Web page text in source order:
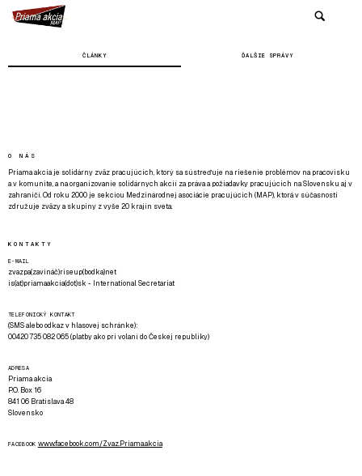
ČLÁNKY ĎALŠIE SPRÁVY
O NÁS
Priama akcia je solidárny zväz pracujúcich, ktorý sa sústreďuje na riešenie problémov na pracovisku
a v komunite, a na organizovanie solidárnych akcií za práva a požiadavky pracujúcich na Slovensku aj v
zahraničí. Od roku 2000 je sekciou Medzinárodnej asociácie pracujúcich (MAP), ktorá v súčasnosti
združuje zväzy a skupiny z vyše 20 krajín sveta.
KONTAKTY
E-MAIL
zvazpa(zavináč)riseup(bodka)net
is(at)priamaakcia(dot)sk - International Secretariat
TELEFONICKÝ KONTAKT
(SMS alebo odkaz v hlasovej schránke):
00420 735 082 065 (platby ako pri volaní do Českej republiky)
ADRESA
Priama akcia
P.O. Box 16
841 06 Bratislava 48
Slovensko
FACEBOOK www.facebook.com/Zvaz.Priama.akcia